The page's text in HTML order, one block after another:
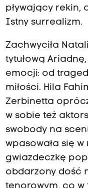
pływający rekin,
Istny surrealizm.
Zachwyciła
tytułową
emocji: od
miłości. Hila
Zerbinetta
w sobie też
swobody na
wpasowała się
gwiazdeczkę
obdarzony dość